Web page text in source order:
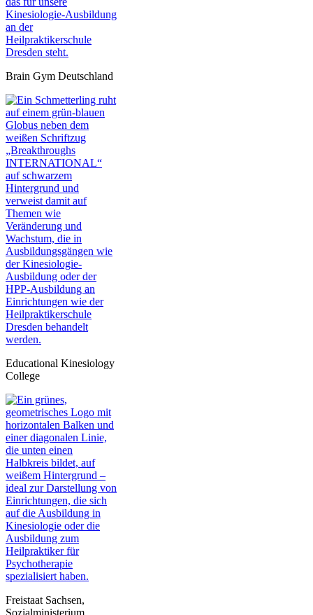
Brain Gym Deutschland
Educational Kinesiology
College
Freistaat Sachsen,